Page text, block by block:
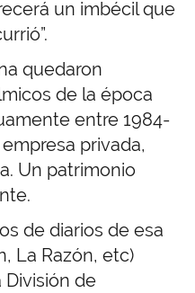
un imbécil que
quedaron
de la época
entre 1984-
privada,
Un patrimonio
de diarios de esa
La Razón, etc)
División de